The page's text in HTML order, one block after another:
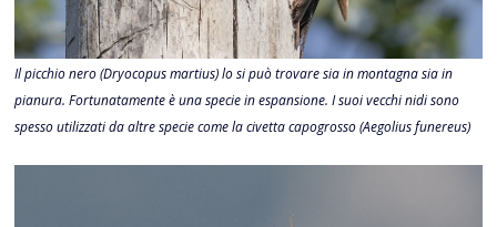
Il picchio nero (Dryocopus martius) lo si può trovare sia in montagna sia in
pianura. Fortunatamente è una specie in espansione. I suoi vecchi nidi sono
spesso utilizzati da altre specie come la civetta capogrosso (Aegolius funereus)